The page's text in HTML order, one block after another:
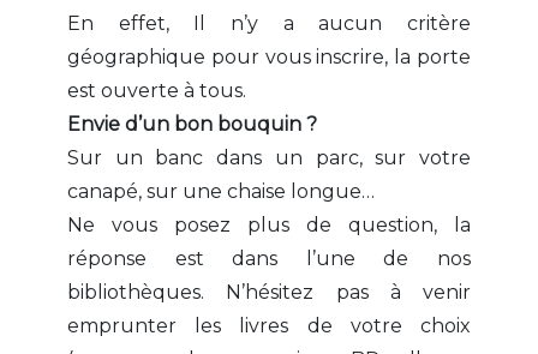
En effet, Il n’y a aucun critère
géographique pour vous inscrire, la porte
est ouverte à tous.
Envie d’un bon bouquin ?
Sur un banc dans un parc, sur votre
canapé, sur une chaise longue…
Ne vous posez plus de question, la
réponse est dans l’une de nos
bibliothèques. N’hésitez pas à venir
emprunter les livres de votre choix